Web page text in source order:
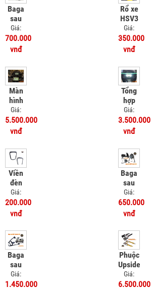
Baga
sau
Victoria
50cc
Giá:
700.000
vnđ
Rổ xe
HSV3
Giá:
350.000
vnđ
Màn
hình
camera
dẫn
đường
UC3
Giá:
5.500.000
vnđ
Tổng
hợp
đèn
trợ
sáng
UC3
Giá:
3.500.000
vnđ
Viền
đèn
sau
Vinfast
EVO
Giá:
200.000
vnđ
Baga
sau
SRP
Honda
UC3
Giá:
650.000
vnđ
Baga
sau
SRV
Honda
Giá:
1.450.000
Phuộc
Upside
Down
Kingham
Giá:
6.500.000